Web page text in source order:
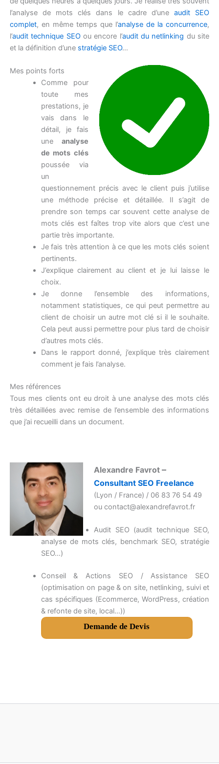
l’analyse de mots clés dans le cadre d’une audit SEO
complet, en même temps que l’analyse de la concurrence,
l’audit technique SEOou encore l’audit du netlinking du site
et la définition d’une stratégie SEO…
Mes points forts
Comme pour
toute mes
prestations, je
vais dans le
détail, je fais
uneanalyse
de mots clés
poussée via
un
questionnement précis avec le client puis j’utilise
une méthode précise et détaillée. Il s’agit de
prendre son temps car souvent cette analyse de
mots clés est faîtes trop vite alors que c’est une
partie très importante.
Je fais très attention à ce que les mots clés soient
pertinents.
J’explique clairement au client et je lui laisse le
choix.
Je donne l’ensemble des informations,
notamment statistiques, ce qui peut permettre au
client de choisir un autre mot clé si il le souhaite.
Cela peut aussi permettre pour plus tard de choisir
d’autres mots clés.
Dans le rapport donné, j’explique très clairement
comment je fais l’analyse.
Mes références
Tous mes clients ont eu droit à une analyse des mots clés
très détaillées avec remise de l’ensemble des informations
que j’ai recueilli dans un document.
Alexandre Favrot–
Consultant SEO Freelance
(Lyon / France) / 06 83 76 54 49
ou contact@alexandrefavrot.fr
Audit SEO (audit technique SEO,
analyse de mots clés, benchmark SEO, stratégie
SEO…)
Conseil & Actions SEO / Assistance SEO
(optimisation on page & on site, netlinking, suivi et
cas spécifiques (Ecommerce, WordPress, création
& refonte de site, local…))
Demande de Devis